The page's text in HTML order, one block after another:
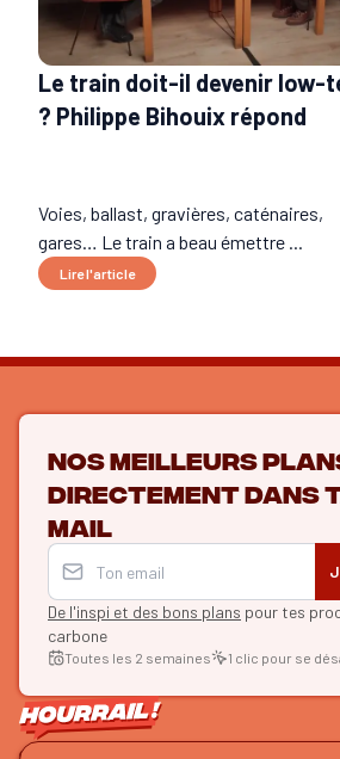
Le train doit-il devenir low-
? Philippe Bihouix répond
Voies, ballast, gravières, caténaires,
gares… Le train a beau émettre ...
Lire l'article
Nos meilleurs
directement dans
mail
De l'inspi et des bons plans pour tes
carbone
Toutes les 2 semaines 1 clic pour se
ON SE SUIT ?